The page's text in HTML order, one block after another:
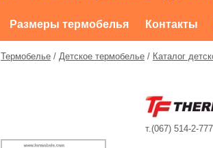
Размеры термобелья Контакты
Термобелье / Детское термобелье / Каталог
т.(067) 514-2-777